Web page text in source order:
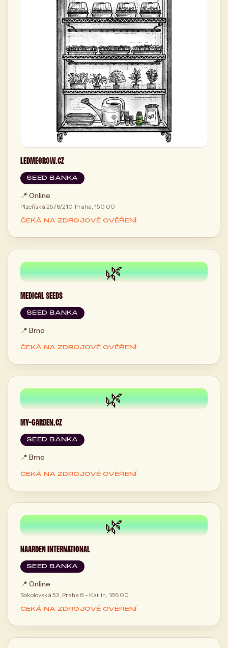
LEDMEGROW.CZ
SEED BANKA
📍 Online
Plzeňská 2576/210, Praha, 150 00
ČEKÁ NA ZDROJOVÉ OVĚŘENÍ
🌿
MEDICAL SEEDS
SEED BANKA
📍 Brno
ČEKÁ NA ZDROJOVÉ OVĚŘENÍ
🌿
MY-GARDEN.CZ
SEED BANKA
📍 Brno
ČEKÁ NA ZDROJOVÉ OVĚŘENÍ
🌿
NAARDEN INTERNATIONAL
SEED BANKA
📍 Online
Sokolovská 52, Praha 8 - Karlín, 186 00
ČEKÁ NA ZDROJOVÉ OVĚŘENÍ